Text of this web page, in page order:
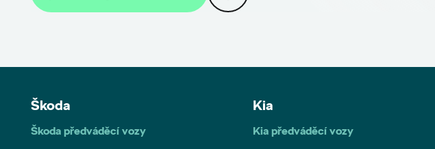
Škoda
Škoda předváděcí vozy
Kia
Kia předváděcí vozy